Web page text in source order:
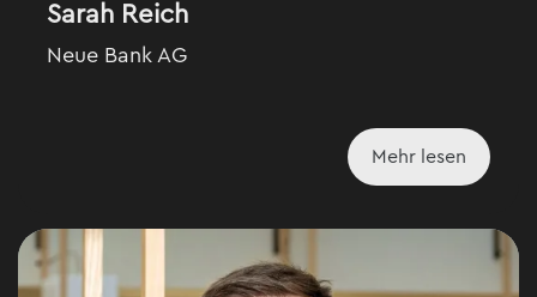
Sarah Reich
Neue Bank AG
Mehr lesen